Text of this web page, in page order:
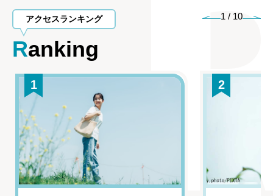
アクセスランキング
Ranking
1 / 10
1 2